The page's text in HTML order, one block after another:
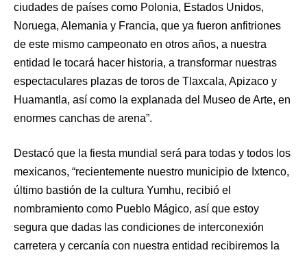
ciudades de países como Polonia, Estados Unidos,
Noruega, Alemania y Francia, que ya fueron anfitriones
de este mismo campeonato en otros años, a nuestra
entidad le tocará hacer historia, a transformar nuestras
espectaculares plazas de toros de Tlaxcala, Apizaco y
Huamantla, así como la explanada del Museo de Arte, en
enormes canchas de arena”.
Destacó que la fiesta mundial será para todas y todos los
mexicanos, “recientemente nuestro municipio de Ixtenco,
último bastión de la cultura Yumhu, recibió el
nombramiento como Pueblo Mágico, así que estoy
segura que dadas las condiciones de interconexión
carretera y cercanía con nuestra entidad recibiremos la